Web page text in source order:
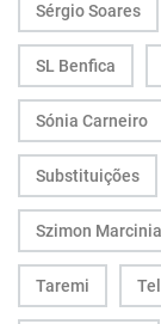
Sérgio Soares
SL Benfica
Sónia Carneiro
Substituições
Szimon
Taremi